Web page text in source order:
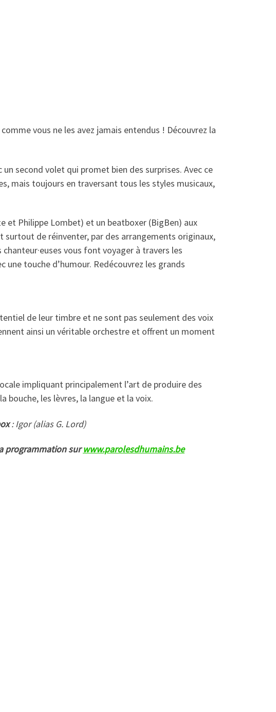
vous ne les avez jamais entendus ! Découvrez la
second volet qui promet bien des surprises. Avec ce
mais toujours en traversant tous les styles musicaux,
et Philippe Lombet) et un beatboxer (BigBen) aux
surtout de réinventer, par des arrangements originaux,
vous font voyager à travers les
touche d’humour. Redécouvrez les grands
de leur timbre et ne sont pas seulement des voix
ainsi un véritable orchestre et offrent un moment
impliquant principalement l’art de produire des
les lèvres, la langue et la voix.
: Igor (alias G. Lord)
programmation surwww.parolesdhumains.be